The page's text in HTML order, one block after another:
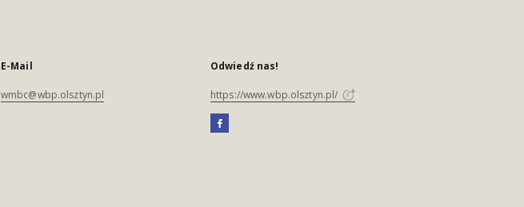
E-Mail
wmbc@wbp.olsztyn.pl
Odwiedź nas!
https://www.wbp.olsztyn.pl/